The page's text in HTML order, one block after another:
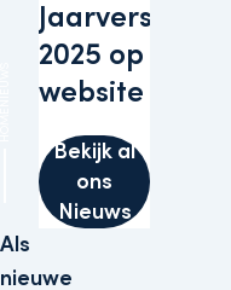
Als
nieuwe
Jaarverslagen
2025 op haar
website
Bekijk al
ons
Nieuws